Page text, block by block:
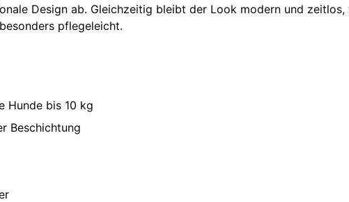
Design ab. Gleichzeitig bleibt der Look modern und
pflegeleicht.
Hunde bis 10 kg
Beschichtung